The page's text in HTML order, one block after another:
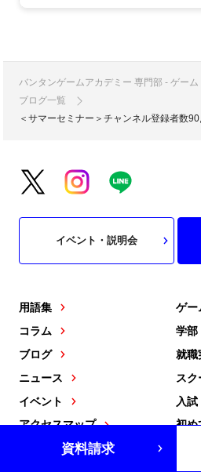
バンタンゲームアカデミー 専門部 - ゲー
ブログ一覧
＜サマーセミナー＞チャンネル登録者数
用語集
コラム
ブログ
ニュース
イベント
アクセスマップ
動画・CMコンテンツ
ゲー
学部
就職
ス
入
初め
イベント・説明会
資料請求